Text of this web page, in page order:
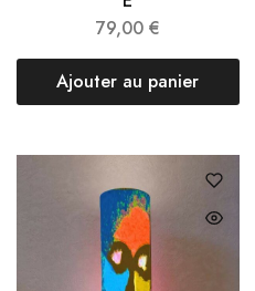
79,00 €
Ajouter au panier